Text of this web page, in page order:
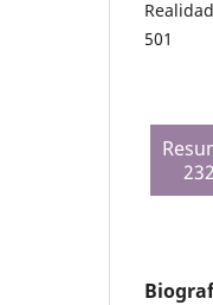
501